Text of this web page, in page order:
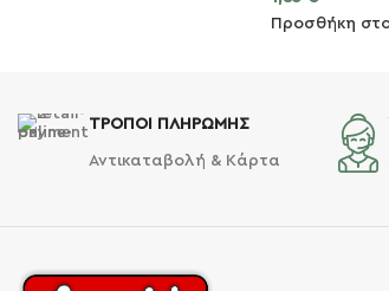
Προσθήκη
ΤΡΟΠΟΙ ΠΛΗΡΩΜΗΣ
Αντικαταβολή & Κάρτα